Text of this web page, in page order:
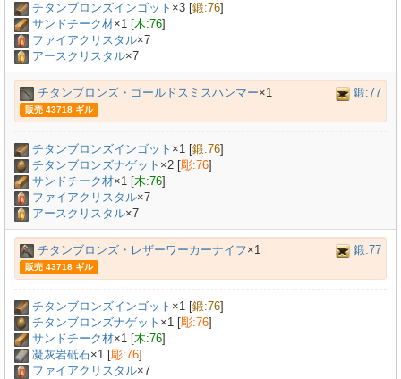
チタンブロンズインゴット ×3 [鍛:76]
サンドチーク材×1 [木:76]
ファイアクリスタル×7
アースクリスタル×7
チタンブロンズ・ゴールドスミスハンマー×1 鍛:77
販売 43718 ギル
チタンブロンズインゴット ×1 [鍛:76]
チタンブロンズナゲット ×2 [彫:76]
サンドチーク材×1 [木:76]
ファイアクリスタル×7
アースクリスタル×7
チタンブロンズ・レザーワーカーナイフ×1 鍛:77
販売 43718 ギル
チタンブロンズインゴット ×1 [鍛:76]
チタンブロンズナゲット ×1 [彫:76]
サンドチーク材×1 [木:76]
凝灰岩砥石×1 [彫:76]
ファイアクリスタル×7